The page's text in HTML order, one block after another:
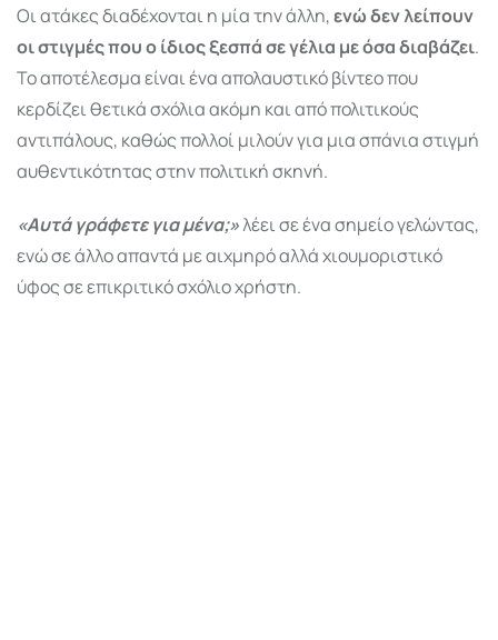
Οι ατάκες διαδέχονται η μία την άλλη,ενώ δεν λείπουν
οι στιγμές που ο ίδιος ξεσπά σε γέλια με όσα διαβάζει.
Το αποτέλεσμα είναι ένα απολαυστικό βίντεο που
κερδίζει θετικά σχόλια ακόμη και από πολιτικούς
αντιπάλους, καθώς πολλοί μιλούν για μια σπάνια στιγμή
αυθεντικότητας στην πολιτική σκηνή.
«Αυτά γράφετε για μένα;»λέει σε ένα σημείο γελώντας,
ενώ σε άλλο απαντά με αιχμηρό αλλά χιουμοριστικό
ύφος σε επικριτικό σχόλιο χρήστη.